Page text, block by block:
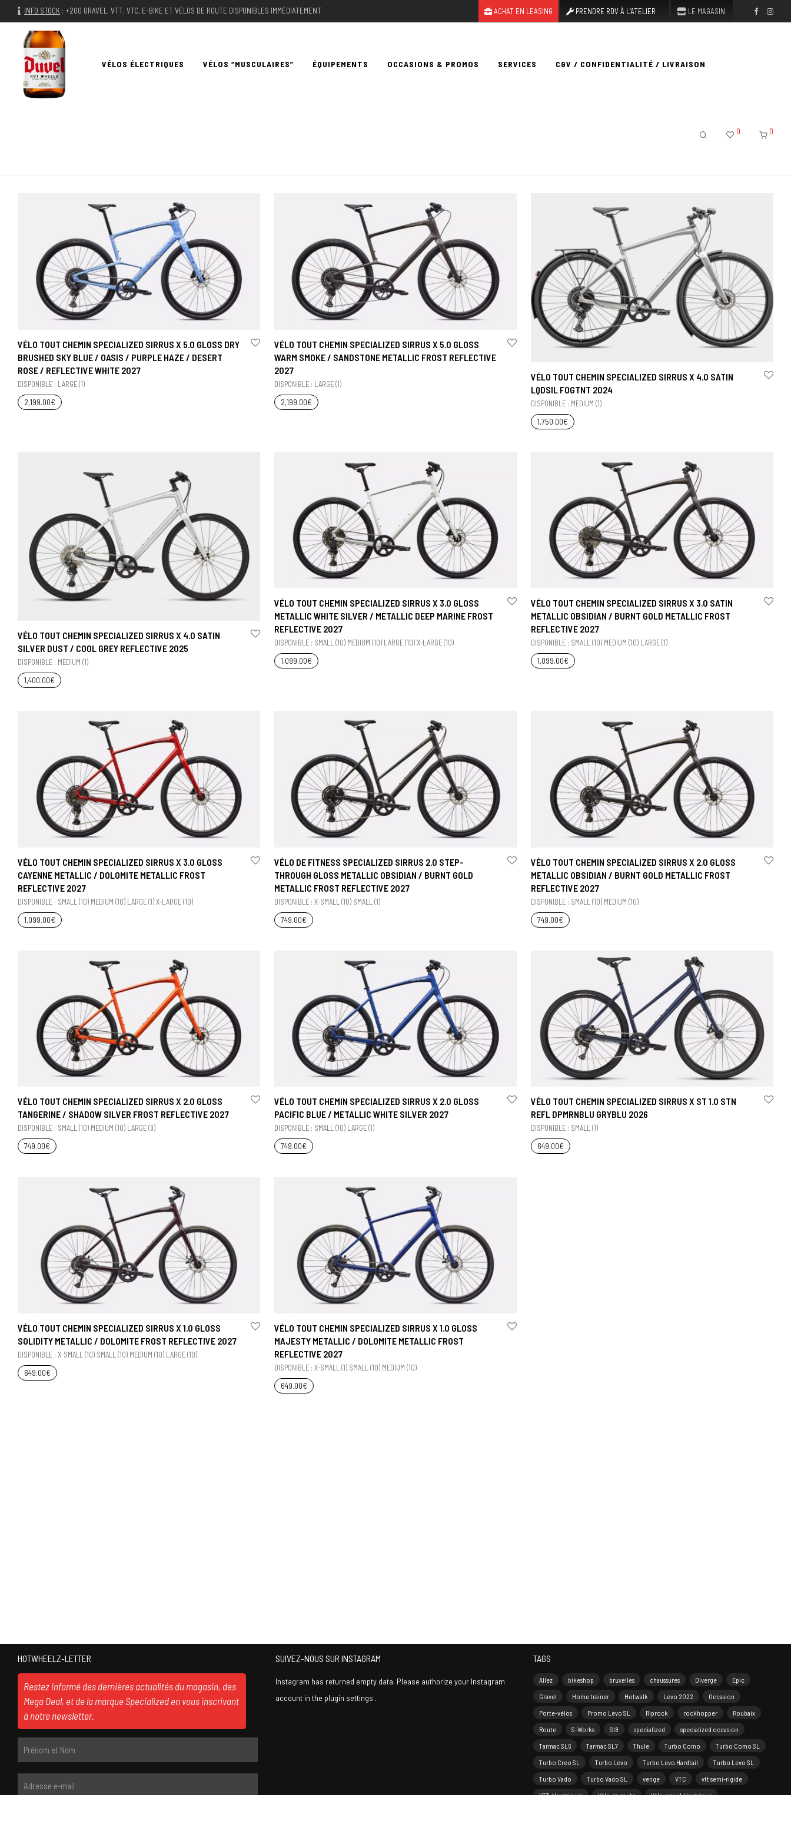
INFO STOCK : +200 GRAVEL, VTT, VTC, E-BIKE ET VÉLOS DE ROUTE DISPONIBLES IMMÉDIATEMENT ACHAT EN LEASING PRENDRE RDV À L’ATELIER LE MAGASIN
VÉLOS ÉLECTRIQUES VÉLOS “MUSCULAIRES” ÉQUIPEMENTS OCCASIONS & PROMOS SERVICES CGV / CONFIDENTIALITÉ / LIVRAISON
0 0
VÉLO TOUT CHEMIN SPECIALIZED SIRRUS X 5.0 GLOSS DRY
BRUSHED SKY BLUE / OASIS / PURPLE HAZE / DESERT
ROSE / REFLECTIVE WHITE 2027
DISPONIBLE : LARGE (1)
2,199.00€
VÉLO TOUT CHEMIN SPECIALIZED SIRRUS X 5.0 GLOSS
WARM SMOKE / SANDSTONE METALLIC FROST REFLECTIVE
2027
DISPONIBLE : LARGE (1)
2,199.00€
VÉLO TOUT CHEMIN SPECIALIZED SIRRUS X 4.0 SATIN
LQDSIL FOGTNT 2024
DISPONIBLE : MEDIUM (1)
1,750.00€
VÉLO TOUT CHEMIN SPECIALIZED SIRRUS X 4.0 SATIN
SILVER DUST / COOL GREY REFLECTIVE 2025
DISPONIBLE : MEDIUM (1)
1,400.00€
VÉLO TOUT CHEMIN SPECIALIZED SIRRUS X 3.0 GLOSS
METALLIC WHITE SILVER / METALLIC DEEP MARINE FROST
REFLECTIVE 2027
DISPONIBLE : SMALL (10) MEDIUM (10) LARGE (10) X-LARGE (10)
1,099.00€
VÉLO TOUT CHEMIN SPECIALIZED SIRRUS X 3.0 SATIN
METALLIC OBSIDIAN / BURNT GOLD METALLIC FROST
REFLECTIVE 2027
DISPONIBLE : SMALL (10) MEDIUM (10) LARGE (1)
1,099.00€
VÉLO TOUT CHEMIN SPECIALIZED SIRRUS X 3.0 GLOSS
CAYENNE METALLIC / DOLOMITE METALLIC FROST
REFLECTIVE 2027
DISPONIBLE : SMALL (10) MEDIUM (10) LARGE (1) X-LARGE (10)
1,099.00€
VÉLO DE FITNESS SPECIALIZED SIRRUS 2.0 STEP-
THROUGH GLOSS METALLIC OBSIDIAN / BURNT GOLD
METALLIC FROST REFLECTIVE 2027
DISPONIBLE : X-SMALL (10) SMALL (1)
749.00€
VÉLO TOUT CHEMIN SPECIALIZED SIRRUS X 2.0 GLOSS
METALLIC OBSIDIAN / BURNT GOLD METALLIC FROST
REFLECTIVE 2027
DISPONIBLE : SMALL (10) MEDIUM (10)
749.00€
VÉLO TOUT CHEMIN SPECIALIZED SIRRUS X 2.0 GLOSS
TANGERINE / SHADOW SILVER FROST REFLECTIVE 2027
DISPONIBLE : SMALL (10) MEDIUM (10) LARGE (9)
749.00€
VÉLO TOUT CHEMIN SPECIALIZED SIRRUS X 2.0 GLOSS
PACIFIC BLUE / METALLIC WHITE SILVER 2027
DISPONIBLE : SMALL (10) LARGE (1)
749.00€
VÉLO TOUT CHEMIN SPECIALIZED SIRRUS X ST 1.0 STN
REFL DPMRNBLU GRYBLU 2026
DISPONIBLE : SMALL (1)
649.00€
VÉLO TOUT CHEMIN SPECIALIZED SIRRUS X 1.0 GLOSS
SOLIDITY METALLIC / DOLOMITE FROST REFLECTIVE 2027
DISPONIBLE : X-SMALL (10) SMALL (10) MEDIUM (10) LARGE (10)
649.00€
VÉLO TOUT CHEMIN SPECIALIZED SIRRUS X 1.0 GLOSS
MAJESTY METALLIC / DOLOMITE METALLIC FROST
REFLECTIVE 2027
DISPONIBLE : X-SMALL (1) SMALL (10) MEDIUM (10)
649.00€
HOTWHEELZ-LETTER
Restez informé des dernières actualités du magasin, des
Mega Deal, et de la marque Specialized en vous inscrivant
à notre newsletter.
SUIVEZ-NOUS SUR INSTAGRAM
Instagram has returned empty data. Please authorize your Instagram
account in the plugin settings .
TAGS
Allez bikeshop bruxelles chaussures Diverge
Epic
Gravel
Home trainer Hotwalk Levo 2022
Occasion
Porte-vélos
Promo Levo SL Riprock rockhopper
Roubaix
Route
S-Works Sl8 specialized
specialized occasion
Tarmac SL6
Tarmac SL7 Thule Turbo Como
Turbo Como SL
Turbo Creo SL
Turbo Levo Turbo Levo Hardtail
Turbo Levo SL
Turbo Vado
Turbo Vado SL venge VTC
vtt semi-rigide
VTT électriques
Vélo de route
Vélo gravel électrique